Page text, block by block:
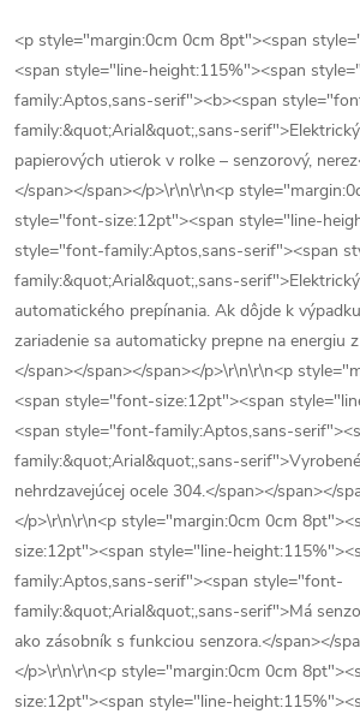
<p style="margin:0cm 0cm 8pt"><span
<span style="line-height:115%"><span
family:Aptos,sans-serif"><b><span
family:&quot;Arial&quot;,sans-
papierových utierok v rolke – senzorový,
</span></span></p>\r\n\r\n<p
style="font-size:12pt"><span style="line-
style="font-family:Aptos,sans-serif"><span
family:&quot;Arial&quot;,sans-
automatického prepínania. Ak dôjde k
zariadenie sa automaticky prepne na energiu
</span></span></span></p>\r\n\r\n<p
<span style="font-size:12pt"><span
<span style="font-family:Aptos,sans-
family:&quot;Arial&quot;,sans-
nehrdzavejúcej ocele 304.</span></span></
</p>\r\n\r\n<p style="margin:0cm 0cm
size:12pt"><span style="line-
family:Aptos,sans-serif"><span style="font-
family:&quot;Arial&quot;,sans-serif">Má
ako zásobník s funkciou senzora.</span></
</p>\r\n\r\n<p style="margin:0cm 0cm
size:12pt"><span style="line-